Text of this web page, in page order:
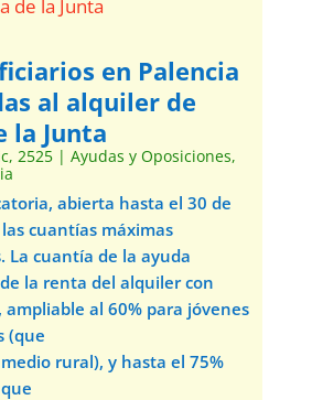
en Palencia
al alquiler de
la Junta
2525| Ayudas y Oposiciones,
abierta hasta el 30 de
cuantías máximas
La cuantía de la ayuda
la renta del alquiler con
al 60% para jóvenes
(que
rural), y hasta el 75%